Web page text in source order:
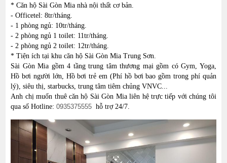
* Căn hộ Sài Gòn Mia nhà nội thất cơ bản.
- Officetel: 8tr/tháng.
- 1 phòng ngủ: 10tr/tháng.
- 2 phòng ngủ 1 toilet: 11tr/tháng.
- 2 phòng ngủ 2 toilet: 12tr/tháng.
* Tiện ích tại khu căn hộ Sài Gòn Mia Trung Sơn.
Sài Gòn Mia gồm 4 tầng trung tâm thương mại gồm có Gym, Yoga,
Hồ bơi người lớn, Hồ bơi trẻ em (Phí hồ bơi bao gồm trong phí quản
lý), siêu thị, starbucks, trung tâm tiêm chủng VNVC...
Anh chị muốn thuê căn hộ Sài Gòn Mia liên hệ trực tiếp với chúng tôi
qua số Hotline:0935375555 hỗ trợ 24/7.